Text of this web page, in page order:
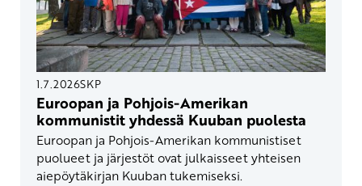
1.7.2026SKP
Euroopan ja Pohjois-Amerikan
kommunistit yhdessä Kuuban puolesta
Euroopan ja Pohjois-Amerikan kommunistiset
puolueet ja järjestöt ovat julkaisseet yhteisen
aiepöytäkirjan Kuuban tukemiseksi.